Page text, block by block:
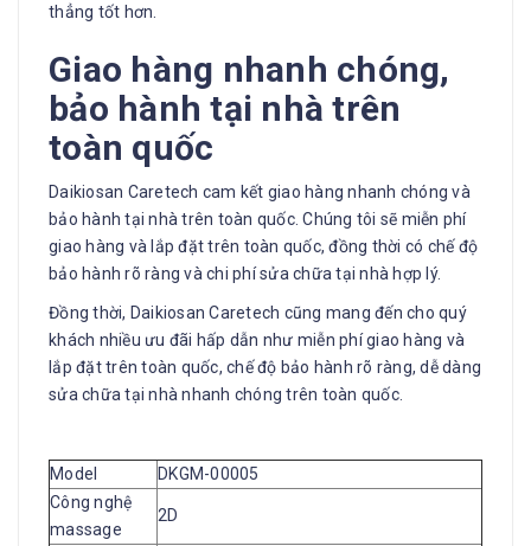
thẳng tốt hơn.
Giao hàng nhanh chóng,
bảo hành tại nhà trên
toàn quốc
Daikiosan Caretech cam kết giao hàng nhanh chóng và
bảo hành tại nhà trên toàn quốc. Chúng tôi sẽ miễn phí
giao hàng và lắp đặt trên toàn quốc, đồng thời có chế độ
bảo hành rõ ràng và chi phí sửa chữa tại nhà hợp lý.
Đồng thời, Daikiosan Caretech cũng mang đến cho quý
khách nhiều ưu đãi hấp dẫn như miễn phí giao hàng và
lắp đặt trên toàn quốc, chế độ bảo hành rõ ràng, dễ dàng
sửa chữa tại nhà nhanh chóng trên toàn quốc.
Model
DKGM-00005
Công nghệ
massage
2D